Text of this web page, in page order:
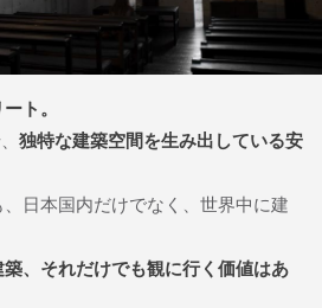
ト。
独特な建築空間を生み出している安
日本国内だけでなく、世界中に建
、それだけでも観に行く価値はあ